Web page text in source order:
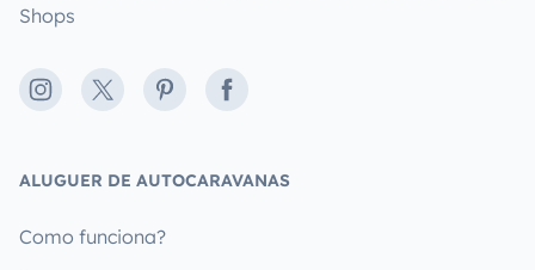
Shops
Instagram
X PinterestFacebook
ALUGUER DE AUTOCARAVANAS
Como funciona?